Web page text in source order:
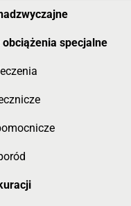
obciążenia specjalne